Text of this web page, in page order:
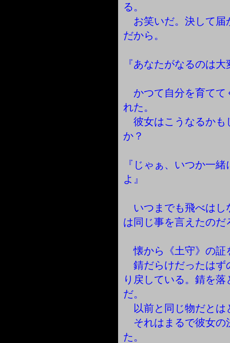
る。
お笑いだ。決して届
だから。
『あなたがなるのは
かつて自分を育てて
れた。
彼女はこうなるかも
か？
『じゃぁ、いつか一
よ』
いつまでも飛べはし
は同じ事を言えたのだ
懐から《土守》の証
錆だらけだったはず
り戻している。錆を
だ。
以前と同じ物だとは
それはまるで彼女の
た。